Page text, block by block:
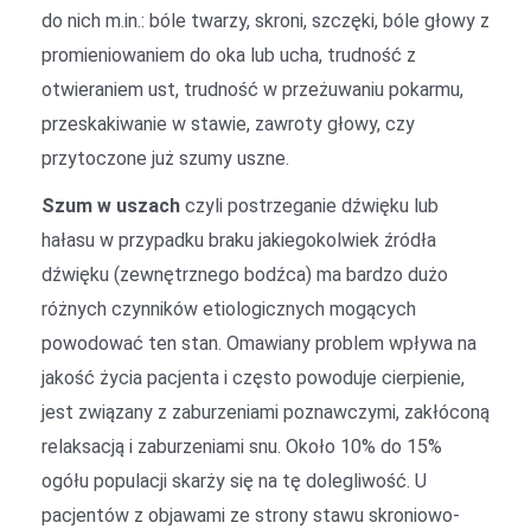
do nich m.in.: bóle twarzy, skroni, szczęki, bóle głowy z
promieniowaniem do oka lub ucha, trudność z
otwieraniem ust, trudność w przeżuwaniu pokarmu,
przeskakiwanie w stawie, zawroty głowy, czy
przytoczone już szumy uszne.
Szum w uszachczyli postrzeganie dźwięku lub
hałasu w przypadku braku jakiegokolwiek źródła
dźwięku (zewnętrznego bodźca) ma bardzo dużo
różnych czynników etiologicznych mogących
powodować ten stan. Omawiany problem wpływa na
jakość życia pacjenta i często powoduje cierpienie,
jest związany z zaburzeniami poznawczymi, zakłóconą
relaksacją i zaburzeniami snu. Około 10% do 15%
ogółu populacji skarży się na tę dolegliwość. U
pacjentów z objawami ze strony stawu skroniowo-